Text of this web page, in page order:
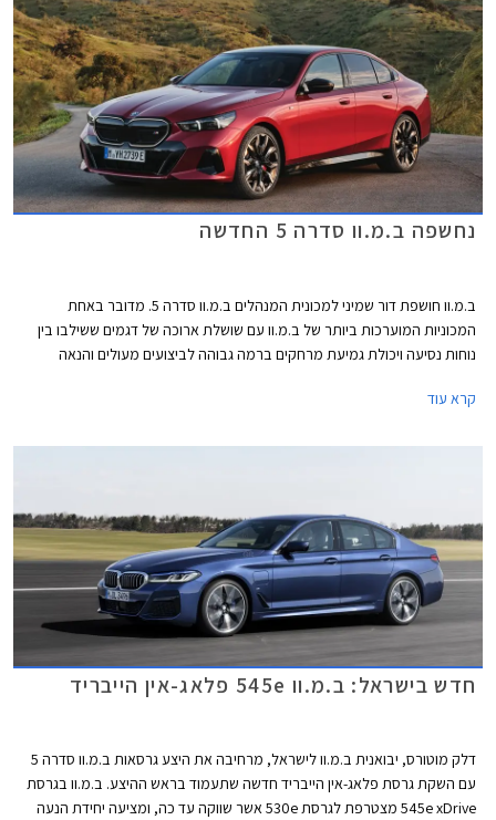
נחשפה ב.מ.וו סדרה 5 החדשה
ב.מ.וו חושפת דור שמיני למכונית המנהלים ב.מ.וו סדרה 5. מדובר באחת
המכוניות המוערכות ביותר של ב.מ.וו עם שושלת ארוכה של דגמים ששילבו בין
נוחות נסיעה ויכולת גמיעת מרחקים ברמה גבוהה לביצועים מעולים והנאה
הדור החדש של ב.מ.וו סדרה 5 נחשף כמעט במקביל למתחרה הנצחית מרצדס
לאאודי A6 על טהרת ההנעה החשמלית.
קרא עוד
חדש בישראל: ב.מ.וו 545e פלאג-אין הייבריד
דלק מוטורס, יבואנית ב.מ.וו לישראל, מרחיבה את היצע גרסאות ב.מ.וו סדרה 5
עם השקת גרסת פלאג-אין הייבריד חדשה שתעמוד בראש ההיצע. ב.מ.וו בגרסת
545e xDrive מצטרפת לגרסת 530e אשר שווקה עד כה, ומציעה יחידת הנעה